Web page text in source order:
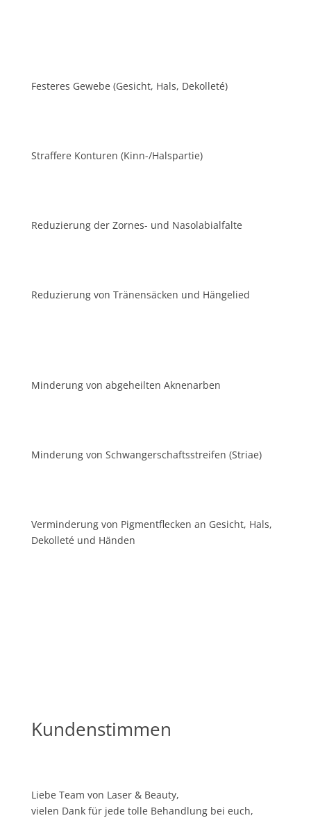
Fes­te­res Gewe­be (Gesicht, Hals, Dekolleté)
Straf­fe­re Kon­tu­ren (Kinn-/Hals­par­tie)
Redu­zie­rung der Zor­nes- und Nasolabialfalte
Redu­zie­rung von Trä­nen­sä­cken und Hängelied
Min­de­rung von abge­heil­ten Aknenarben
Min­de­rung von Schwan­ger­schafts­strei­fen (Striae)
Ver­min­de­rung von Pig­ment­fle­cken an Gesicht, Hals,
Dekol­le­té und Händen
Kundenstimmen
Lie­be Team von Laser & Beau­ty,
vie­len Dank für jede tol­le Behand­lung bei euch,